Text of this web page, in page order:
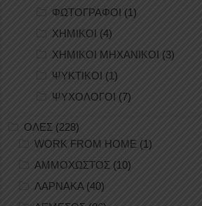
ΦΩΤΟΓΡΑΦΟΙ (1)
ΧΗΜΙΚΟΙ (4)
ΧΗΜΙΚΟΙ ΜΗΧΑΝΙΚΟΙ (3)
ΨΥΚΤΙΚΟΙ (1)
ΨΥΧΟΛΟΓΟΙ (7)
ΟΛΕΣ (228)
WORK FROM HOME (1)
ΑΜΜΟΧΩΣΤΟΣ (10)
ΛΑΡΝΑΚΑ(40)